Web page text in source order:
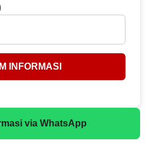
INFORMASI
via WhatsApp